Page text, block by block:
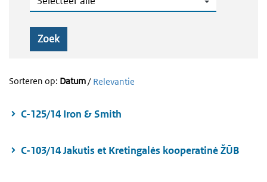
Zoek
Sorteren op: Datum/ Relevantie
C-125/14 Iron & Smith
C-103/14 Jakutis et Kretingalės kooperatinė ŽŪB